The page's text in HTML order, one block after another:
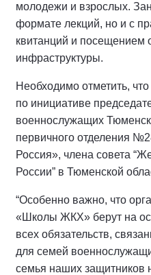
молодежи и взрослых.
формате лекций, но и с
квитанций и посещением
инфраструктуры.
Необходимо отметить,
по инициативе
военнослужащих
первичного отделения
Россия», члена совета
России” в Тюменской
“Особенно важно, что
«Школы ЖКХ» берут на
всех обязательств,
для семей
семья наших защитников